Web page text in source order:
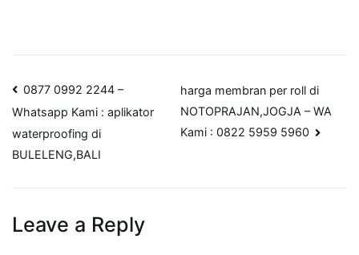
Post
navigation
0877 0992 2244 –
Whatsapp Kami : aplikator
waterproofing di
BULELENG,BALI
harga membran per roll di
NOTOPRAJAN,JOGJA – WA
Kami : 0822 5959 5960
Leave a Reply